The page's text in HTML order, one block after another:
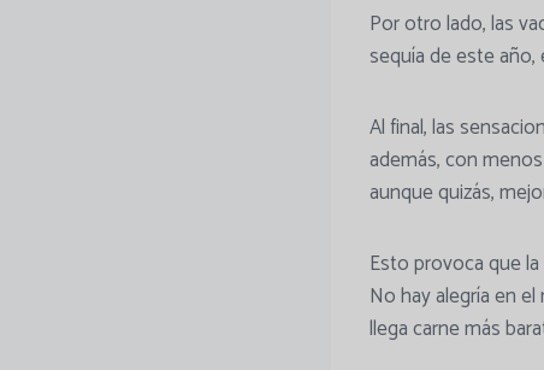
Por otro lado, las
sequía de este
Al final, las
además, con
aunque quizás,
Esto provoca que
No hay alegría en
llega carne más